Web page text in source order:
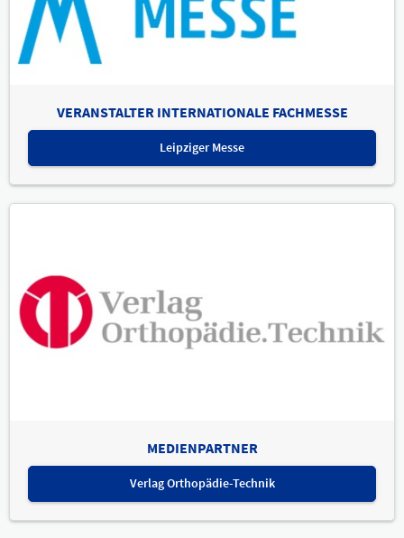
VERANSTALTER INTERNATIONALE FACHMESSE
Leipziger Messe
MEDIENPARTNER
Verlag Orthopädie-Technik